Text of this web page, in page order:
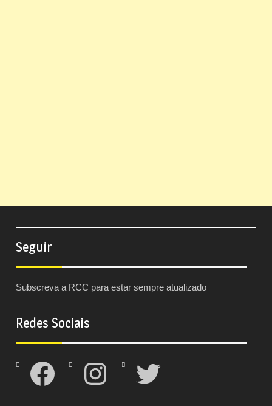
Seguir
Subscreva a RCC para estar sempre atualizado
Redes Sociais
Facebook Instagram Twitter